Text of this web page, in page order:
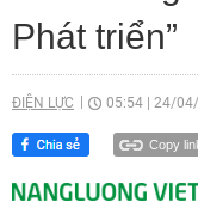
Phát triển”
ĐIỆN LỰC 05:54 24/
Copy